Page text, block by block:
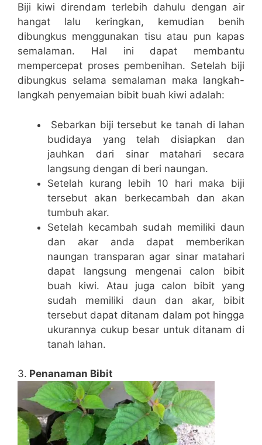
Biji kiwi direndam terlebih dahulu dengan air
hangat lalu keringkan, kemudian benih
dibungkus menggunakan tisu atau pun kapas
semalaman. Hal ini dapat membantu
mempercepat proses pembenihan. Setelah biji
dibungkus selama semalaman maka langkah-
langkah penyemaian bibit buah kiwi adalah:
Sebarkan biji tersebut ke tanah di lahan
budidaya yang telah disiapkan dan
jauhkan dari sinar matahari secara
langsung dengan di beri naungan.
Setelah kurang lebih 10 hari maka biji
tersebut akan berkecambah dan akan
tumbuh akar.
Setelah kecambah sudah memiliki daun
dan akar anda dapat memberikan
naungan transparan agar sinar matahari
dapat langsung mengenai calon bibit
buah kiwi. Atau juga calon bibit yang
sudah memiliki daun dan akar, bibit
tersebut dapat ditanam dalam pot hingga
ukurannya cukup besar untuk ditanam di
tanah lahan.
3. Penanaman Bibit